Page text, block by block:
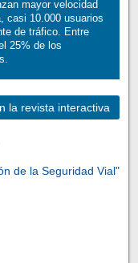
mayor velocidad
casi 10.000 usuarios
de tráfico. Entre
25% de los
la revista interactiva
de la Seguridad Vial"